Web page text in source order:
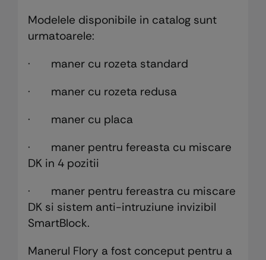
Modelele disponibile in catalog sunt
urmatoarele:
· maner cu rozeta standard
· maner cu rozeta redusa
· maner cu placa
· maner pentru fereasta cu miscare
DK in 4 pozitii
· maner pentru fereastra cu miscare
DK si sistem anti-intruziune invizibil
SmartBlock.
Manerul Flory a fost conceput pentru a